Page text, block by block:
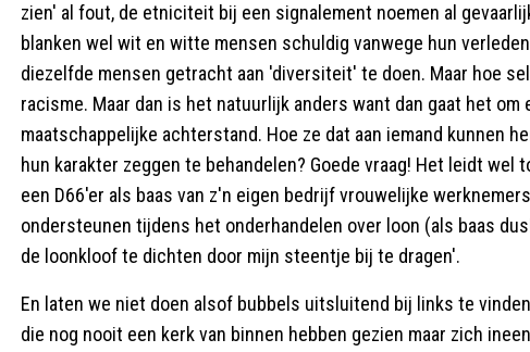
zien' al fout, de etniciteit bij een signalement noemen al
blanken wel wit en witte mensen schuldig vanwege hun
diezelfde mensen getracht aan 'diversiteit' te doen. Maar hoe
racisme. Maar dan is het natuurlijk anders want dan gaat het
maatschappelijke achterstand. Hoe ze dat aan iemand kunnen
hun karakter zeggen te behandelen? Goede vraag! Het leidt
een D66'er als baas van z'n eigen bedrijf vrouwelijke
ondersteunen tijdens het onderhandelen over loon (als baas
de loonkloof te dichten door mijn steentje bij te dragen'.
En laten we niet doen alsof bubbels uitsluitend bij links te
die nog nooit een kerk van binnen hebben gezien maar zich